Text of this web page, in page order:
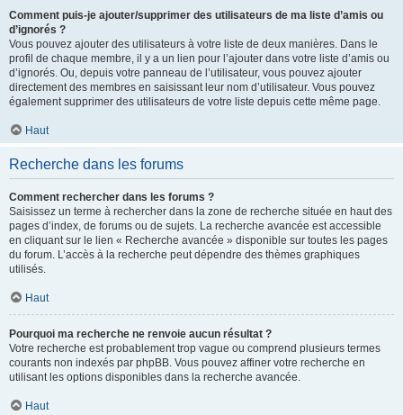
Comment puis-je ajouter/supprimer des utilisateurs de ma liste d’amis ou
d’ignorés ?
Vous pouvez ajouter des utilisateurs à votre liste de deux manières. Dans le
profil de chaque membre, il y a un lien pour l’ajouter dans votre liste d’amis ou
d’ignorés. Ou, depuis votre panneau de l’utilisateur, vous pouvez ajouter
directement des membres en saisissant leur nom d’utilisateur. Vous pouvez
également supprimer des utilisateurs de votre liste depuis cette même page.
Haut
Recherche dans les forums
Comment rechercher dans les forums ?
Saisissez un terme à rechercher dans la zone de recherche située en haut des
pages d’index, de forums ou de sujets. La recherche avancée est accessible
en cliquant sur le lien « Recherche avancée » disponible sur toutes les pages
du forum. L’accès à la recherche peut dépendre des thèmes graphiques
utilisés.
Haut
Pourquoi ma recherche ne renvoie aucun résultat ?
Votre recherche est probablement trop vague ou comprend plusieurs termes
courants non indexés par phpBB. Vous pouvez affiner votre recherche en
utilisant les options disponibles dans la recherche avancée.
Haut